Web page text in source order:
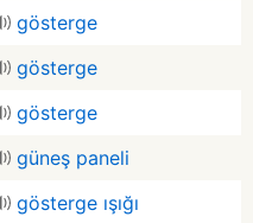
gösterge
gösterge
gösterge
güneş paneli
gösterge ışığı